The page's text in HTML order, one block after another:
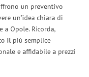
un preventivo
un’idea chiara di
Opole. Ricorda,
il più semplice
e affidabile a prezzi